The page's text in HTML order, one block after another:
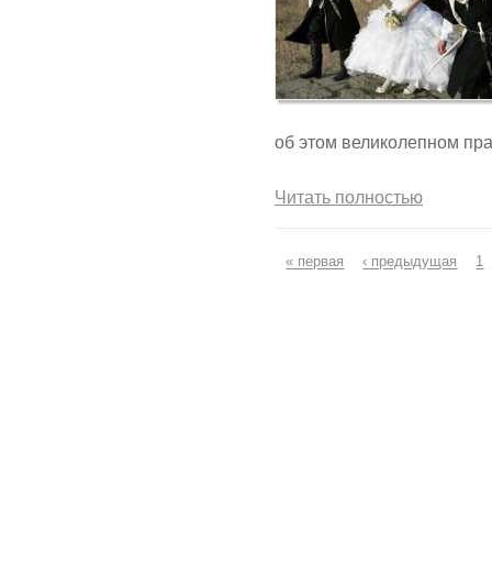
об этом великолепном
Читать полностью
Страницы
« первая ‹ предыдущая 1